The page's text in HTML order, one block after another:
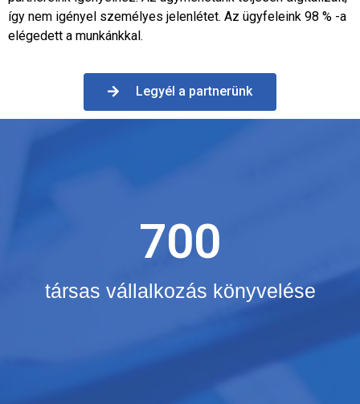
így nem igényel személyes jelenlétet. Az ügyfeleink 98 % -a
elégedett a munkánkkal.
Legyél a partnerünk
700
társas vállalkozás könyvelése